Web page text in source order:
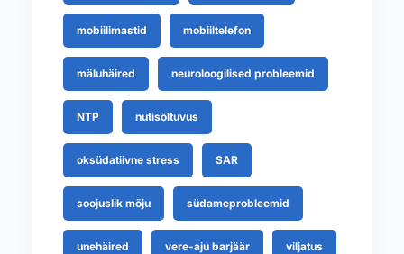
mobiilimastid mobiiltelefon
mäluhäired neuroloogilised probleemid
NTP nutisõltuvus
oksüdatiivne stress SAR
soojuslik mõju südameprobleemid
unehäired vere-aju barjäär viljatus